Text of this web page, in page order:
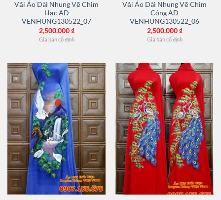
Vải Áo Dài Nhung Vẽ Chim
Hạc AD
VENHUNG130522_07
2,500.000₫
Giá bán cố định
Vải Áo Dài Nhung Vẽ Chim
Công AD
VENHUNG130522_06
2,500.000₫
Giá bán cố định